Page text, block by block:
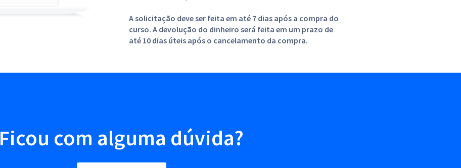
A solicitação deve ser feita em até 7 dias após a compra do
curso. A devolução do dinheiro será feita em um prazo de
até 10 dias úteis após o cancelamento da compra.
Ficou com alguma dúvida?